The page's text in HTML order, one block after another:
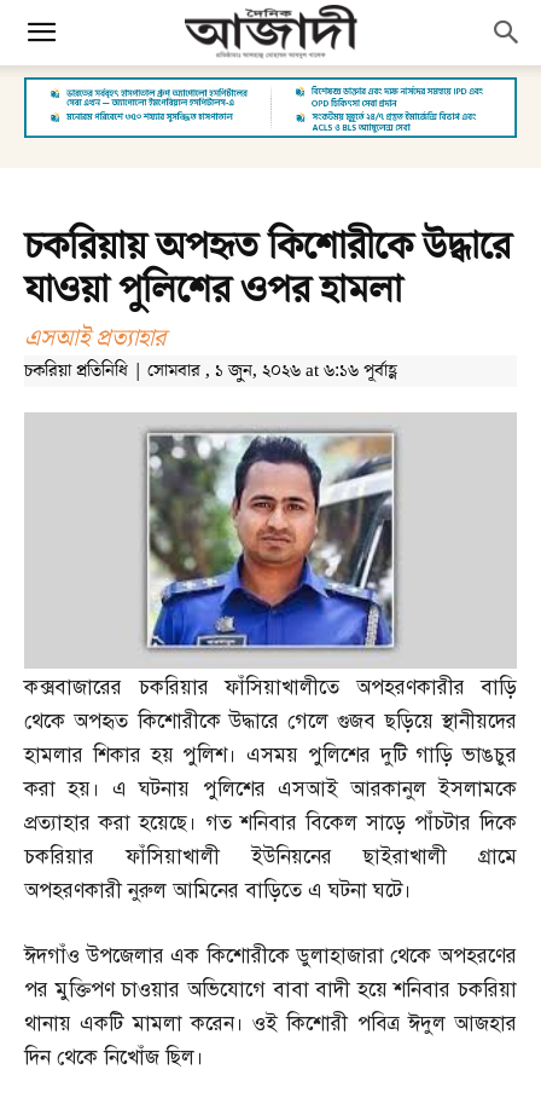
চকরিয়ায় অপহৃত কিশোরীকে উদ্ধারে
যাওয়া পুলিশের ওপর হামলা
এসআই প্রত্যাহার
চকরিয়া প্রতিনিধি | সোমবার , ১ জুন, ২০২৬ at ৬:১৬ পূর্বাহ্ণ
কক্সবাজারের চকরিয়ার ফাঁসিয়াখালীতে অপহরণকারীর বাড়ি
থেকে অপহৃত কিশোরীকে উদ্ধারে গেলে গুজব ছড়িয়ে স্থানীয়দের
হামলার শিকার হয় পুলিশ। এসময় পুলিশের দুটি গাড়ি ভাঙচুর
করা হয়। এ ঘটনায় পুলিশের এসআই আরকানুল ইসলামকে
প্রত্যাহার করা হয়েছে। গত শনিবার বিকেল সাড়ে পাঁচটার দিকে
চকরিয়ার ফাঁসিয়াখালী ইউনিয়নের ছাইরাখালী গ্রামে
অপহরণকারী নুরুল আমিনের বাড়িতে এ ঘটনা ঘটে।
ঈদগাঁও উপজেলার এক কিশোরীকে ডুলাহাজারা থেকে অপহরণের
পর মুক্তিপণ চাওয়ার অভিযোগে বাবা বাদী হয়ে শনিবার চকরিয়া
থানায় একটি মামলা করেন। ওই কিশোরী পবিত্র ঈদুল আজহার
দিন থেকে নিখোঁজ ছিল।